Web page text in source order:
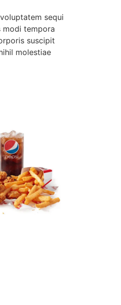
sequi
modi tempora
suscipit
molestiae